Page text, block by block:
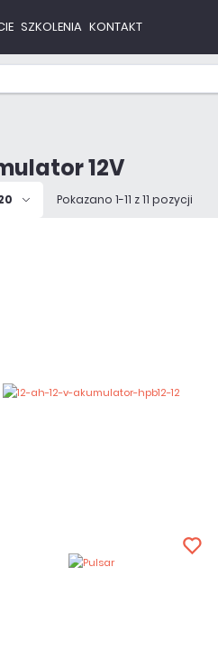
SZKOLENIA KONTAKT
12V
Pokazano 1-11 z 11 pozycji